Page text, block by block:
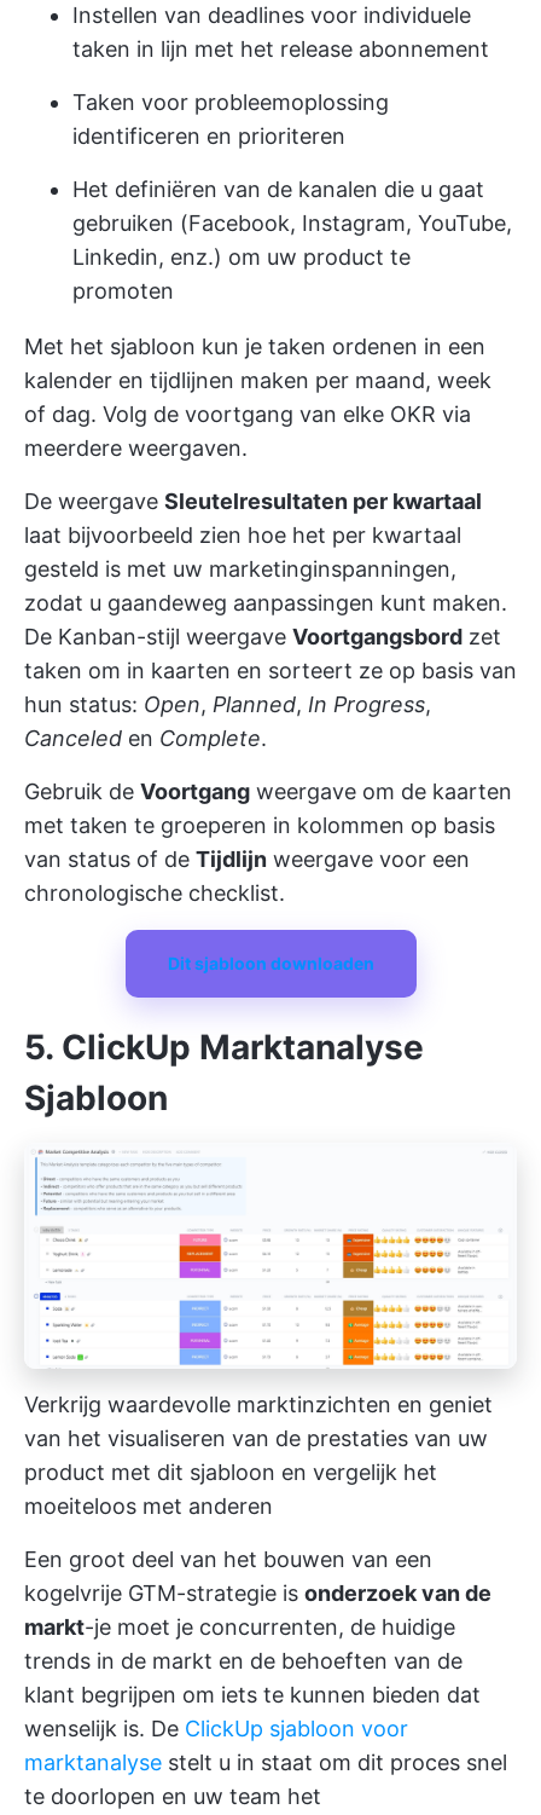
Instellen van deadlines voor individuele
taken in lijn met het release abonnement
Taken voor probleemoplossing
identificeren en prioriteren
Het definiëren van de kanalen die u gaat
gebruiken (Facebook, Instagram, YouTube,
Linkedin, enz.) om uw product te
promoten
Met het sjabloon kun je taken ordenen in een
kalender en tijdlijnen maken per maand, week
of dag. Volg de voortgang van elke OKR via
meerdere weergaven.
De weergave Sleutelresultaten per kwartaal
laat bijvoorbeeld zien hoe het per kwartaal
gesteld is met uw marketinginspanningen,
zodat u gaandeweg aanpassingen kunt maken.
De Kanban-stijl weergave Voortgangsbord zet
taken om in kaarten en sorteert ze op basis van
hun status: Open, Planned, In Progress,
Canceled en Complete.
Gebruik de Voortgang weergave om de kaarten
met taken te groeperen in kolommen op basis
van status of de Tijdlijn weergave voor een
chronologische checklist.
Dit sjabloon downloaden
5. ClickUp Marktanalyse
Sjabloon
Verkrijg waardevolle marktinzichten en geniet
van het visualiseren van de prestaties van uw
product met dit sjabloon en vergelijk het
moeiteloos met anderen
Een groot deel van het bouwen van een
kogelvrije GTM-strategie is onderzoek van de
markt-je moet je concurrenten, de huidige
trends in de markt en de behoeften van de
klant begrijpen om iets te kunnen bieden dat
wenselijk is. De ClickUp sjabloon voor
marktanalyse stelt u in staat om dit proces snel
te doorlopen en uw team het